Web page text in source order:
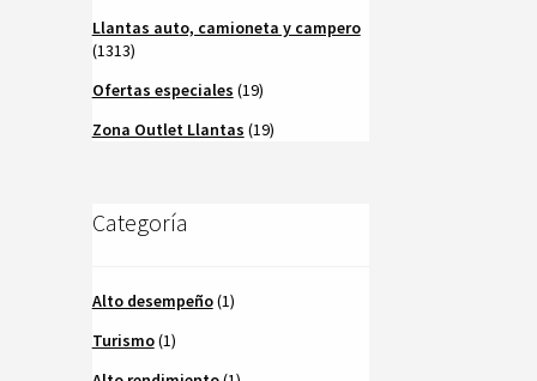
Llantas auto, camioneta y campero
(1313)
Ofertas especiales (19)
Zona Outlet Llantas (19)
Categoría
Alto desempeño(1)
Turismo(1)